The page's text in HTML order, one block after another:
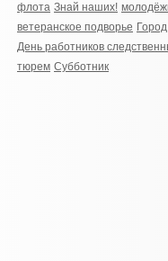
флота Знай наших!
ветеранское подворье
День работников
тюрем Субботник